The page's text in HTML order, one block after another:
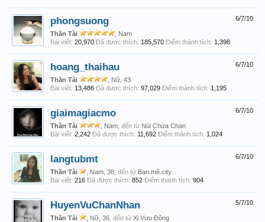
6/7/10
phongsuong
Thần Tài
, Nam
Bài viết: 20,970 Đã được thích: 185,570 Điểm thành tích: 1,398
6/7/10
hoang_thaihau
Thần Tài
, Nữ, 43
Bài viết: 13,486 Đã được thích: 97,029 Điểm thành tích: 1,195
6/7/10
giaimagiacmo
Thần Tài , Nam, đến từ Núi Chứa Chan
Bài viết: 2,242 Đã được thích: 11,692 Điểm thành tích: 1,024
6/7/10
langtubmt
Thần Tài , Nam, 38, đến từ Ban.mê.city
Bài viết: 216 Đã được thích: 852 Điểm thành tích: 904
5/7/10
HuyenVuChanNhan
Thần Tài , Nữ, 36, đến từ Xi Vưu Động